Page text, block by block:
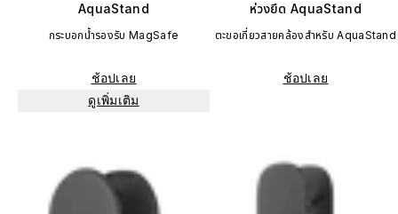
AquaStand
กระบอกน้ำรองรับ MagSafe
ช้อปเลย
ดูเพิ่มเติม
ห่วงยึด AquaStand
ตะขอเกี่ยวสายคล้องสำหรับ AquaStand
ช้อปเลย